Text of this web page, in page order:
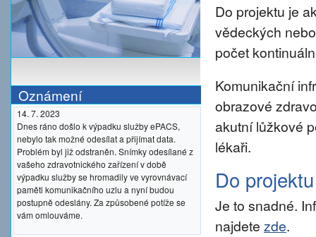
Oznámení
14. 7. 2023
Dnes ráno došlo k výpadku služby ePACS,
nebylo tak možné odesílat a přijímat data.
Problém byl již odstraněn. Snímky odesílané z
vašeho zdravotnického zařízení v době
výpadku služby se hromadily ve vyrovnávací
paměti komunikačního uzlu a nyní budou
postupně odeslány. Za způsobené potíže se
vám omlouváme.
Do projektu je
vědeckých
počet
Komunikační
obrazové
akutní lůžkové
lékaři.
Do
Je to snadné.
najdete zde.